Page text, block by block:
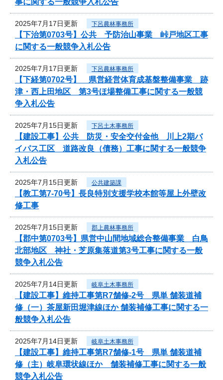
2025年7月17日更新 下呂農林事務所
【下治第0703号】公共 予防治山事業 峠戸地区工事
に関する一般競争入札公告
2025年7月17日更新 下呂農林事務所
【下経第0702号】 県営経営体育成基盤整備事業 跡
津・西上田地区 第3号ほ場整備工事に関する一般競
争入札公告
2025年7月15日更新 下呂土木事務所
【建設工事】公共 防災・安全交付金他 川上2期バ
イパス工区 道路改良（債務）工事に関する一般競争
入札公告
2025年7月15日更新 公共建築課
【教工第7-70号】長良特別支援学校本館等屋上外壁改
修工事
2025年7月15日更新 郡上農林事務所
【郡中第0703号】県営中山間地域総合整備事業 白鳥
北部地区 神社・芝原集落道第3号工事に関する一般
競争入札公告
2025年7月14日更新 岐阜土木事務所
【建設工事】維持工事第R7舗修-2号 県単 舗装道補
修（一）茶屋新田堀津線ほか 舗装補修工事に関する一
般競争入札公告
2025年7月14日更新 岐阜土木事務所
【建設工事】維持工事第R7舗修-1号 県単 舗装道補
修（主）岐阜環状線ほか 舗装補修工事に関する一般
競争入札公告